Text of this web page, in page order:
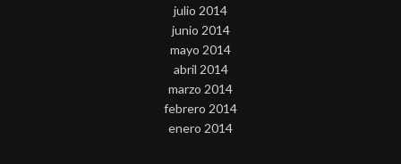
julio 2014
junio 2014
mayo 2014
abril 2014
marzo 2014
febrero 2014
enero 2014